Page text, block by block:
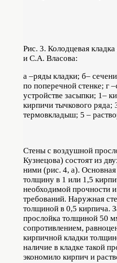
Рис. 3. Колодцевая
и С.А. Власова:
а –ряды кладки; б–
по поперечной стенке; г
устройстве засыпки; 1–
кирпичи тычкового ряда;
термовкладыш; 5 –
Стены с воздушной
Кузнецова) состоят из
ними (рис. 4, а). Основная
толщину в 1 или 1,5
необходимой прочности
требований. Наружная
толщиной в 0,5 кирпича.
прослойка толщиной 50
сопротивлением,
кирпичной кладки
наличие в кладке такой
экономило кирпич и